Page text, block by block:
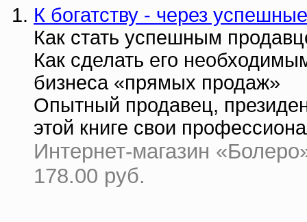
К богатству - через
Как стать успешным
Как сделать его
бизнеса «прямых продаж»
Опытный продавец,
этой книге свои
Интернет-магазин
178.00 руб.